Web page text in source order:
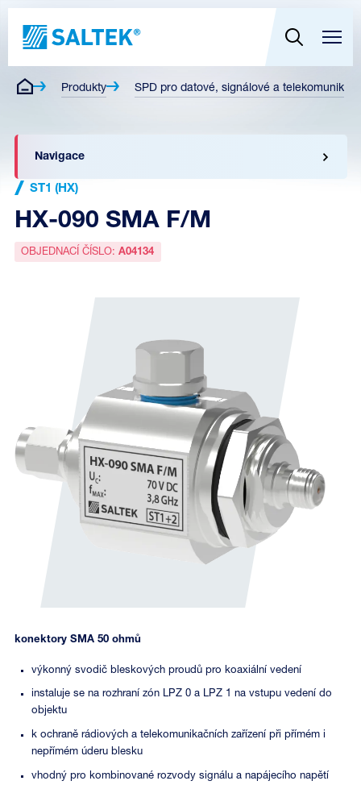
Produkty SPD pro datové, signálové a
Navigace
ST1 (HX)
HX-090 SMA F/M
OBJEDNACÍ ČÍSLO:A04134
konektory SMA 50 ohmů
výkonný svodič bleskových proudů pro koaxiální vedení
instaluje se na rozhraní zón LPZ 0 a LPZ 1 na vstupu vedení do
objektu
k ochraně rádiových a telekomunikačních zařízení při přímém i
nepřímém úderu blesku
vhodný pro kombinované rozvody signálu a napájecího napětí